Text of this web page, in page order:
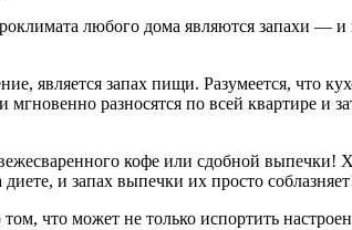
любого дома являются запахи — и
является запах пищи. Разумеется, что
разносятся по всей квартире и
кофе или сдобной
и запах выпечки их просто
что может не только испортить